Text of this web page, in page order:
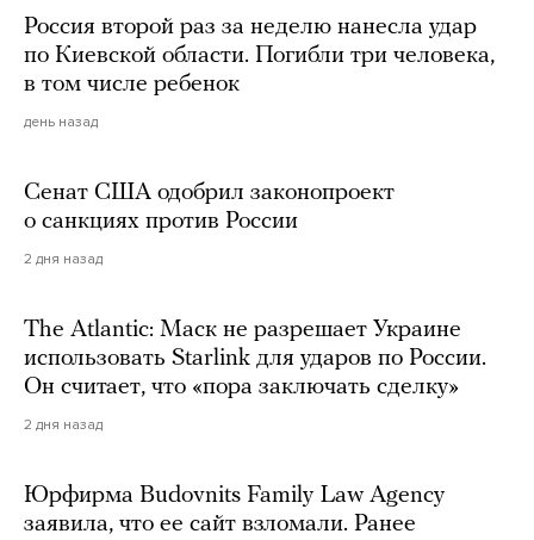
Россия второй раз за неделю нанесла удар
по Киевской области. Погибли три человека,
в том числе ребенок
день назад
Сенат США одобрил законопроект
о санкциях против России
2 дня назад
The Atlantic: Маск не разрешает Украине
использовать Starlink для ударов по России.
Он считает, что «пора заключать сделку»
2 дня назад
Юрфирма Budovnits Family Law Agency
заявила, что ее сайт взломали. Ранее